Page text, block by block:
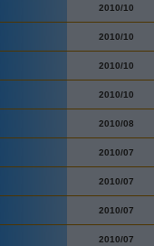
2010/10
2010/10
2010/10
2010/10
2010/08
2010/07
2010/07
2010/07
2010/07